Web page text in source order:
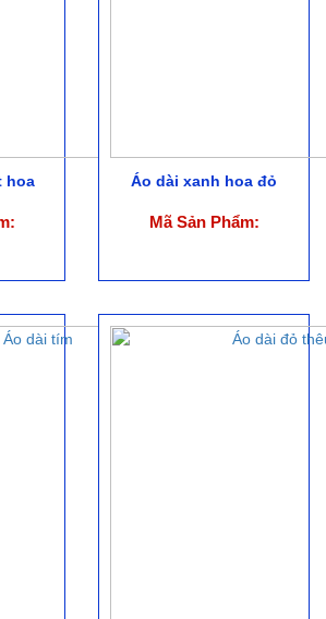
hoa Áo dài xanh hoa đỏ
Mã Sản Phẩm: